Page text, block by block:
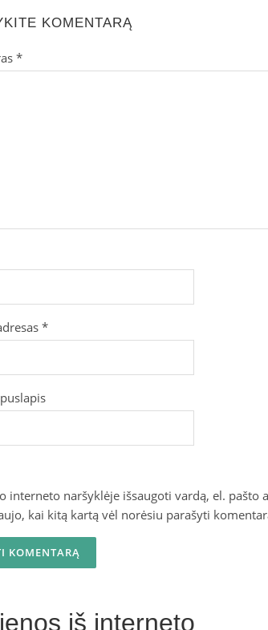
KOMENTARĄ
*
*
interneto naršyklėje išsaugoti vardą, el.
kai kitą kartą vėl norėsiu parašyti
iš interneto